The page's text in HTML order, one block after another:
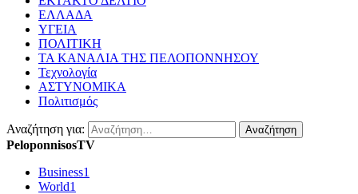
ΕΛΛΑΔΑ
ΥΓΕΙΑ
ΠΟΛΙΤΙΚΗ
ΤΑ ΚΑΝΑΛΙΑ ΤΗΣ ΠΕΛΟΠΟΝΝΗΣΟΥ
Τεχνολογία
ΑΣΤΥΝΟΜΙΚΑ
Πολιτισμός
Αναζήτηση για:
PeloponnisosTV
Business1
World1